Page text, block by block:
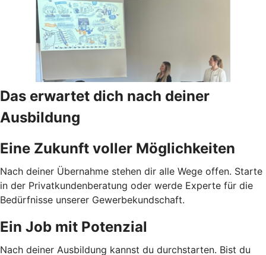
Das erwartet dich nach deiner
Ausbildung
Eine Zukunft voller Möglichkeiten
Nach deiner Übernahme stehen dir alle Wege offen. Starte
in der Privatkundenberatung oder werde Experte für die
Bedürfnisse unserer Gewerbekundschaft.
Ein Job mit Potenzial
Nach deiner Ausbildung kannst du durchstarten. Bist du